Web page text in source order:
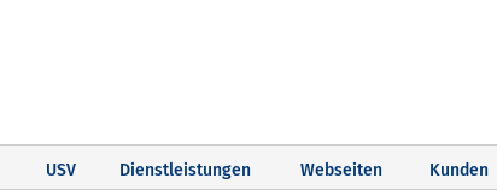
USV Dienstleistungen Webseiten Kunden